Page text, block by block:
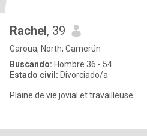
Rachel, 39
Garoua, North, Camerún
Buscando: Hombre 36 - 54
Estado civil: Divorciado/a
Plaine de vie jovial et travailleuse